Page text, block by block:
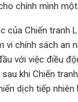
chính mình
của Chiến tranh
vi chính sách an
với việc điều
khi Chiến
dịch tiếp